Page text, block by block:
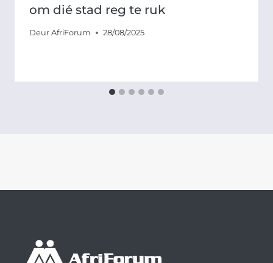
om dié stad reg te ruk
Deur AfriForum 28/08/2025